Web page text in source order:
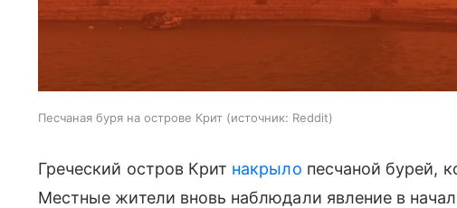
Песчаная буря на острове Крит источник: Reddit
Греческий остров Крит накрыло песчаной бурей,
Местные жители вновь наблюдали явление в